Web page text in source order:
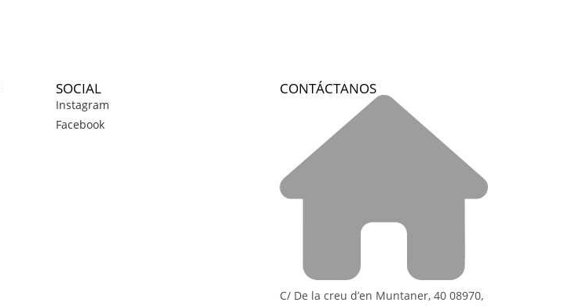
SOCIAL
Instagram
Facebook
CONTÁCTANOS
C/ De la creu d’en Muntaner, 40 08970,